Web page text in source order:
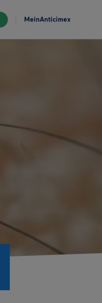
MeinAnticimex